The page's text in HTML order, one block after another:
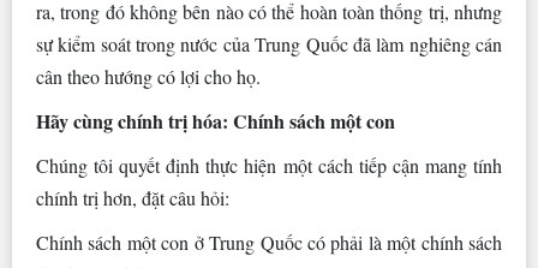
ra, trong đó không bên nào có thể hoàn toàn thống trị, nhưng
sự kiểm soát trong nước của Trung Quốc đã làm nghiêng cán
cân theo hướng có lợi cho họ.
Hãy cùng chính trị hóa: Chính sách một con
Chúng tôi quyết định thực hiện một cách tiếp cận mang tính
chính trị hơn, đặt câu hỏi:
Chính sách một con ở Trung Quốc có phải là một chính sách